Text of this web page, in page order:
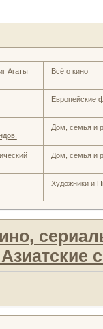
Агаты
Всё о кино
Европейские
Дом, семья и
Дом, семья и
Художники и